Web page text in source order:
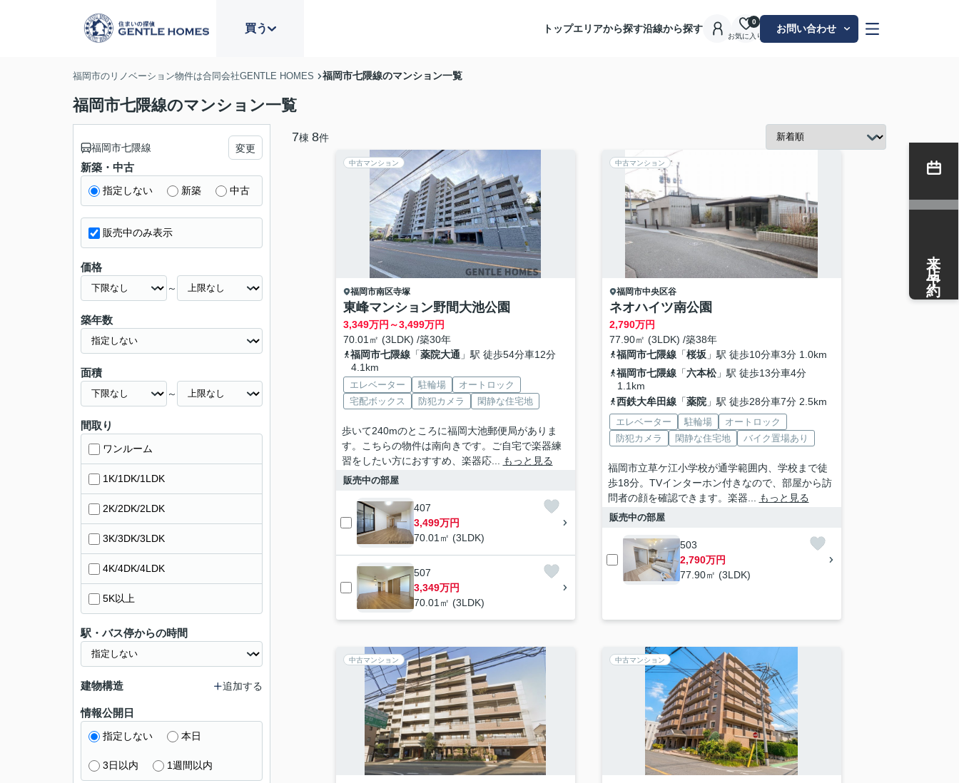
買う トップエリアから探す沿線から探す
お気に入り
0
お問い合わせ
福岡市のリノベーション物件は合同会社GENTLE HOMES 福岡市七隈線のマンション一覧
福岡市七隈線のマンション一覧
7棟 8件
中古マンション
福岡市南区寺塚
東峰マンション野間大池公園
3,349万円～3,499万円
70.01㎡ (3LDK) /築30年
福岡市七隈線「薬院大通 」駅 徒歩54分車12分
4.1km
エレベーター 駐輪場
オートロック
宅配ボックス
防犯カメラ 閑静な住宅地
歩いて240mのところに福岡大池郵便局がありま
す。こちらの物件は南向きです。ご自宅で楽器練
習をしたい方におすすめ、楽器応...
もっと見る
販売中の部屋
407
3,499万円
70.01㎡ (3LDK)
507
3,349万円
70.01㎡ (3LDK)
中古マンション
福岡市中央区谷
ネオハイツ南公園
2,790万円
77.90㎡ (3LDK) /築38年
福岡市七隈線「桜坂 」駅 徒歩10分車3分 1.0km
福岡市七隈線「六本松」駅 徒歩13分車4分
1.1km
西鉄大牟田線「薬院」駅 徒歩28分車7分 2.5km
エレベーター 駐輪場
オートロック
防犯カメラ
閑静な住宅地 バイク置場あり
福岡市立草ケ江小学校が通学範囲内、学校まで徒
歩18分。TVインターホン付きなので、部屋から訪
問者の顔を確認できます。楽器...
もっと見る
販売中の部屋
503
2,790万円
77.90㎡ (3LDK)
中古マンション 中古マンション
福岡市七隈線 変更
新築・中古
指定しない 新築 中古
販売中のみ表示
価格
～
築年数
面積
～
間取り
ワンルーム
1K/1DK/1LDK
2K/2DK/2LDK
3K/3DK/3LDK
4K/4DK/4LDK
5K以上
駅・バス停からの時間
建物構造 追加する
情報公開日
指定しない 本日
3日以内 1週間以内
来店予約